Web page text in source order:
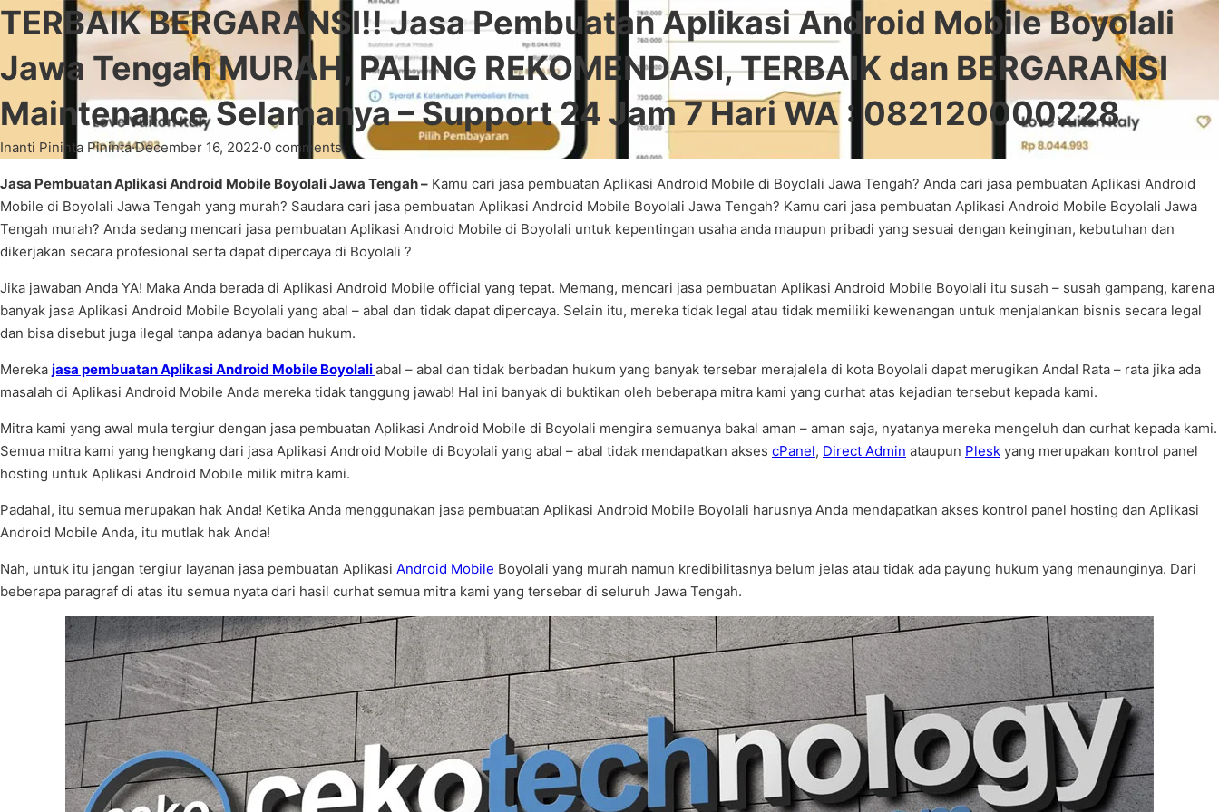
TERBAIK BERGARANSI!! Jasa Pembuatan Aplikasi Android Mobile Boyolali
Jawa Tengah MURAH, PALING REKOMENDASI, TERBAIK dan BERGARANSI
Maintenance Selamanya – Support 24 Jam 7 Hari WA : 082120000228
Inanti Pininta Pininta·December 16, 2022·0 comments
Jasa Pembuatan Aplikasi Android Mobile Boyolali Jawa Tengah – Kamu cari jasa pembuatan Aplikasi Android Mobile di Boyolali Jawa Tengah? Anda cari jasa pembuatan Aplikasi Android
Mobile di Boyolali Jawa Tengah yang murah? Saudara cari jasa pembuatan Aplikasi Android Mobile Boyolali Jawa Tengah? Kamu cari jasa pembuatan Aplikasi Android Mobile Boyolali Jawa
Tengah murah? Anda sedang mencari jasa pembuatan Aplikasi Android Mobile di Boyolali untuk kepentingan usaha anda maupun pribadi yang sesuai dengan keinginan, kebutuhan dan
dikerjakan secara profesional serta dapat dipercaya di Boyolali ?
Jika jawaban Anda YA! Maka Anda berada di Aplikasi Android Mobile official yang tepat. Memang, mencari jasa pembuatan Aplikasi Android Mobile Boyolali itu susah – susah gampang, karena
banyak jasa Aplikasi Android Mobile Boyolali yang abal – abal dan tidak dapat dipercaya. Selain itu, mereka tidak legal atau tidak memiliki kewenangan untuk menjalankan bisnis secara legal
dan bisa disebut juga ilegal tanpa adanya badan hukum.
Mereka jasa pembuatan Aplikasi Android Mobile Boyolaliabal – abal dan tidak berbadan hukum yang banyak tersebar merajalela di kota Boyolali dapat merugikan Anda! Rata – rata jika ada
masalah di Aplikasi Android Mobile Anda mereka tidak tanggung jawab! Hal ini banyak di buktikan oleh beberapa mitra kami yang curhat atas kejadian tersebut kepada kami.
Mitra kami yang awal mula tergiur dengan jasa pembuatan Aplikasi Android Mobile di Boyolali mengira semuanya bakal aman – aman saja, nyatanya mereka mengeluh dan curhat kepada kami.
Semua mitra kami yang hengkang dari jasa Aplikasi Android Mobile di Boyolali yang abal – abal tidak mendapatkan akses cPanel, Direct Admin ataupun Plesk yang merupakan kontrol panel
hosting untuk Aplikasi Android Mobile milik mitra kami.
Padahal, itu semua merupakan hak Anda! Ketika Anda menggunakan jasa pembuatan Aplikasi Android Mobile Boyolali harusnya Anda mendapatkan akses kontrol panel hosting dan Aplikasi
Android Mobile Anda, itu mutlak hak Anda!
Nah, untuk itu jangan tergiur layanan jasa pembuatan Aplikasi Android Mobile Boyolali yang murah namun kredibilitasnya belum jelas atau tidak ada payung hukum yang menaunginya. Dari
beberapa paragraf di atas itu semua nyata dari hasil curhat semua mitra kami yang tersebar di seluruh Jawa Tengah.